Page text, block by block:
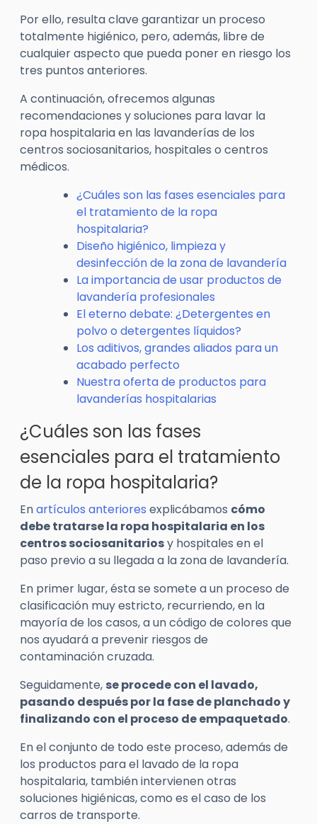
Por ello, resulta clave garantizar un proceso
totalmente higiénico, pero, además, libre de
cualquier aspecto que pueda poner en riesgo los
tres puntos anteriores.
A continuación, ofrecemos algunas
recomendaciones y soluciones para lavar la
ropa hospitalaria en las lavanderías de los
centros sociosanitarios, hospitales o centros
médicos.
¿Cuáles son las fases esenciales para
el tratamiento de la ropa
hospitalaria?
Diseño higiénico, limpieza y
desinfección de la zona de lavandería
La importancia de usar productos de
lavandería profesionales
El eterno debate: ¿Detergentes en
polvo o detergentes líquidos?
Los aditivos, grandes aliados para un
acabado perfecto
Nuestra oferta de productos para
lavanderías hospitalarias
¿Cuáles son las fases
esenciales para el tratamiento
de la ropa hospitalaria?
Enartículos anteriores explicábamos cómo
debe tratarse la ropa hospitalaria en los
centros sociosanitariosy hospitales en el
paso previo a su llegada a la zona de lavandería.
En primer lugar, ésta se somete a un proceso de
clasificación muy estricto, recurriendo, en la
mayoría de los casos, a un código de colores que
nos ayudará a prevenir riesgos de
contaminación cruzada.
Seguidamente, se procede con el lavado,
pasando después por la fase de planchado y
finalizando con el proceso de empaquetado.
En el conjunto de todo este proceso, además de
los productos para el lavado de la ropa
hospitalaria, también intervienen otras
soluciones higiénicas, como es el caso de los
carros de transporte.